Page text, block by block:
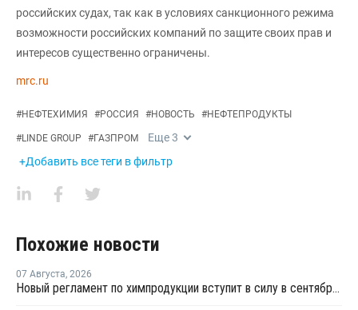
российских судах, так как в условиях санкционного режима
возможности российских компаний по защите своих прав и
интересов существенно ограничены.
mrc.ru
#НЕФТЕХИМИЯ #РОССИЯ #НОВОСТЬ #НЕФТЕПРОДУКТЫ
#LINDE GROUP #ГАЗПРОМ Еще3
+Добавить все теги в фильтр
Похожие новости
07 Августа, 2026
Новый регламент по химпродукции вступит в силу в сентябре 2027 года